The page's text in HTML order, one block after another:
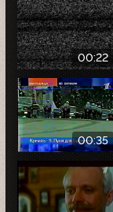
00:22
00:35